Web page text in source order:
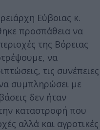
Εύβοιας κ.
προσπάθεια να
της Βόρειας
να
τις συνέπειες
συμπληρώσει με
δεν ήταν
καταστροφή που
αλλά και αγροτικές